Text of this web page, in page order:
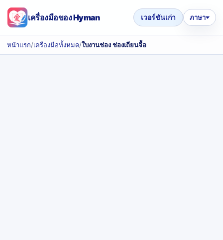
เครื่องมือของ Hyman เวอร์ชันเก่า ภาษา
หน้าแรก/เครื่องมือทั้งหมด/ใบงานช่อง ช่องเถียนจื้อ